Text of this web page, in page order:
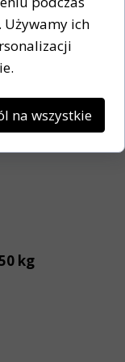
kg
ich
na wszystkie